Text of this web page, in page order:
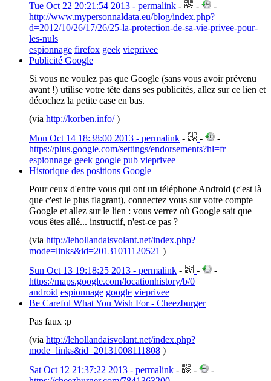
Tue Oct 22 20:21:54 2013 - permalink - -
-
http://www.mypersonnaldata.eu/blog/index.php?
d=2012/10/26/17/26/25-la-protection-de-sa-vie-privee-pour-
les-nuls
espionnage firefox geek vieprivee
Publicité Google
Si vous ne voulez pas que Google (sans vous avoir prévenu
avant !) utilise votre tête dans ses publicités, allez sur ce lien et
décochez la petite case en bas.
(via http://korben.info/)
Mon Oct 14 18:38:00 2013 - permalink - -
-
https://plus.google.com/settings/endorsements?hl=fr
espionnage geek google pub vieprivee
Historique des positions Google
Pour ceux d'entre vous qui ont un téléphone Android (c'est là
que c'est le plus flagrant), connectez vous sur votre compte
Google et allez sur le lien : vous verrez où Google sait que
vous êtes allé... instructif, n'est-ce pas ?
(via http://lehollandaisvolant.net/index.php?
mode=links&id=20131011120521 )
Sun Oct 13 19:18:25 2013 - permalink - -
-
https://maps.google.com/locationhistory/b/0
android espionnage google vieprivee
Be Careful What You Wish For - Cheezburger
Pas faux :p
(via http://lehollandaisvolant.net/index.php?
mode=links&id=20131008111808 )
Sat Oct 12 21:37:22 2013 - permalink - -
-